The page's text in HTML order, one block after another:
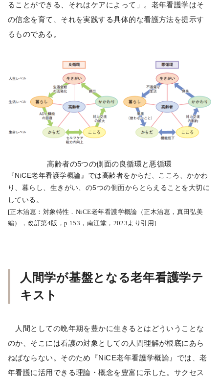
ることができる、それはケアによって」。老年看護学はそ
の信念を育て、それを実践する具体的な看護方法を提示す
るものである。
高齢者の5つの側面の良循環と悪循環
『NiCE老年看護学概論』では高齢者をからだ、こころ、かかわ
り、暮らし、生きがい、の5つの側面からとらえることを大切に
している。
[正木治恵：対象特性．NiCE老年看護学概論（正木治恵，真田弘美
編），改訂第4版，p.153，南江堂，2023より引用]​​​
人間学が基盤となる老年看護学テ
キスト
人間としての晩年期を豊かに生きるとはどういうことな
のか、そこには看護の対象としての人間理解が根底にあら
ねばならない。そのため『NiCE老年看護学概論』では、老
年看護に活用できる理論・概念を豊富に示した。サクセス